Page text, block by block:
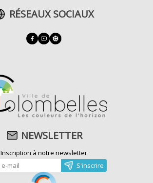
RÉSEAUX SOCIAUX
NEWSLETTER
Inscription à notre newsletter